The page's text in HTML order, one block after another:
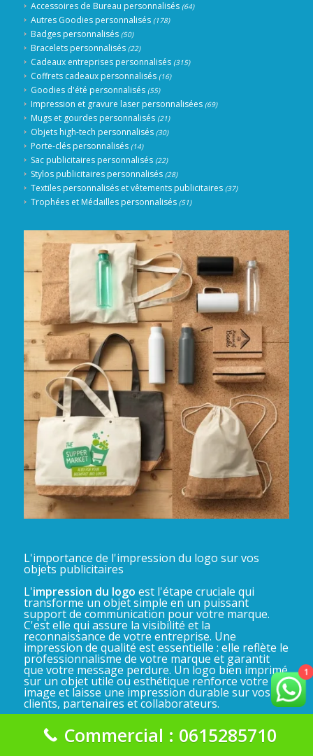
Accessoires de Bureau personnalisés (64)
Autres Goodies personnalisés (178)
Badges personnalisés (50)
Bracelets personnalisés (22)
Cadeaux entreprises personnalisés (315)
Coffrets cadeaux personnalisés (16)
Goodies d'été personnalisés (55)
Impression et gravure laser personnalisées (69)
Mugs et gourdes personnalisés (21)
Objets high-tech personnalisés (30)
Porte-clés personnalisés (14)
Sac publicitaires personnalisés (22)
Stylos publicitaires personnalisés (28)
Textiles personnalisés et vêtements publicitaires (37)
Trophées et Médailles personnalisés (51)
L'importance de l'impression du logo sur vos
objets publicitaires
L'impression du logo est l'étape cruciale qui
transforme un objet simple en un puissant
support de communication pour votre marque.
C'est elle qui assure la visibilité et la
reconnaissance de votre entreprise. Une
impression de qualité est essentielle : elle reflète le
professionnalisme de votre marque et garantit
que votre message perdure. Un logo bien imprimé
sur un objet utile ou esthétique renforce votre
image et laisse une impression durable sur vos
clients, partenaires et collaborateurs.
1
Commercial : 0615285710